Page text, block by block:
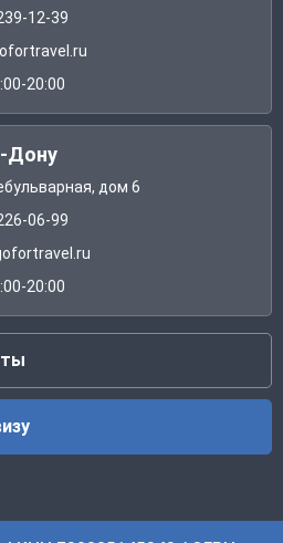
12-39
20:00
Дону
дом 6
06-99
20:00